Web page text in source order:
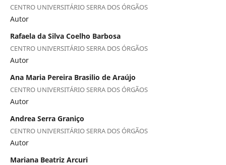
CENTRO UNIVERSITÁRIO SERRA DOS ÓRGÃOS
Autor
Rafaela da Silva Coelho Barbosa
CENTRO UNIVERSITÁRIO SERRA DOS ÓRGÃOS
Autor
Ana Maria Pereira Brasilio de Araújo
CENTRO UNIVERSITÁRIO SERRA DOS ÓRGÃOS
Autor
Andrea Serra Graniço
CENTRO UNIVERSITÁRIO SERRA DOS ÓRGÃOS
Autor
Mariana Beatriz Arcuri